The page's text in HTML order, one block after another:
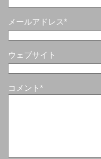
メールアドレス*
ウェブサイト
コメント *